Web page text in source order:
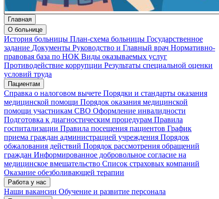
Главная
О больнице
История больницы План-схема больницы Государственное
задание Документы Руководство и Главный врач Нормативно-
правовая база по НОК Виды оказываемых услуг
Противодействие коррупции Результаты специальной оценки
условий труда
Пациентам
Справка о налоговом вычете Порядки и стандарты оказания
медицинской помощи Порядок оказания медицинской
помощи участникам СВО Оформление инвалидности
Подготовка к диагностическим процедурам Правила
госпитализации Правила посещения пациентов График
приема граждан администрацией учреждения Порядок
обжалования действий Порядок рассмотрения обращений
граждан Информированное добровольное согласие на
медицинское вмешательство Список страховых компаний
Оказание обезболивающей терапии
Работа у нас
Наши вакансии Обучение и развитие персонала